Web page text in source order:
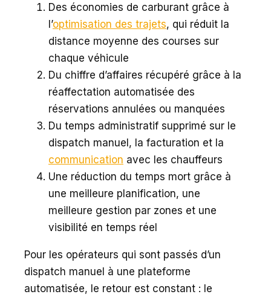
Des économies de carburant grâce à
l’optimisation des trajets, qui réduit la
distance moyenne des courses sur
chaque véhicule
Du chiffre d’affaires récupéré grâce à la
réaffectation automatisée des
réservations annulées ou manquées
Du temps administratif supprimé sur le
dispatch manuel, la facturation et la
communication avec les chauffeurs
Une réduction du temps mort grâce à
une meilleure planification, une
meilleure gestion par zones et une
visibilité en temps réel
Pour les opérateurs qui sont passés d’un
dispatch manuel à une plateforme
automatisée, le retour est constant : le